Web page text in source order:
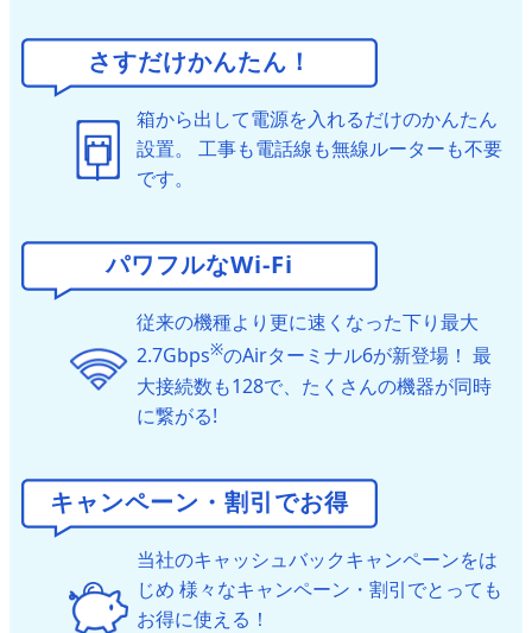
さすだけかんたん！
箱から出して電源を入れるだけのかんたん
設置。
工事も電話線も無線ルーターも不要
です。
パワフルなWi-Fi
従来の機種より更に速くなった下り最大
2.7Gbps※のAirターミナル6が新登場！ 最
大接続数も128で、たくさんの機器が同時
に繋がる!
キャンペーン・割引でお得
当社のキャッシュバックキャンペーンをは
じめ 様々なキャンペーン・割引でとっても
お得に使える！